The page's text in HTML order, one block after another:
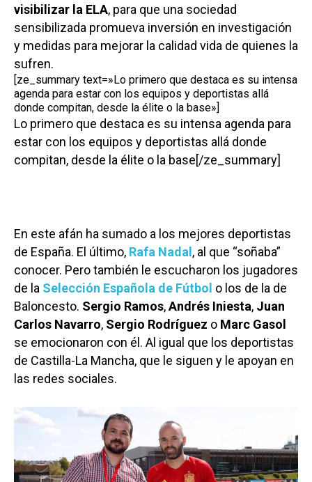
visibilizar la ELA, para que una sociedad
sensibilizada promueva inversión en investigación
y medidas para mejorar la calidad vida de quienes la
sufren.
[ze_summary text=»Lo primero que destaca es su intensa
agenda para estar con los equipos y deportistas allá
donde compitan, desde la élite o la base»]
Lo primero que destaca es su intensa agenda para
estar con los equipos y deportistas allá donde
compitan, desde la élite o la base[/ze_summary]
En este afán ha sumado a los mejores deportistas
de España. El último, Rafa Nadal, al que “soñaba”
conocer. Pero también le escucharon los jugadores
de la Selección Española de Fútbol o los de la de
Baloncesto. Sergio Ramos,Andrés Iniesta, Juan
Carlos Navarro, Sergio Rodríguez o Marc Gasol
se emocionaron con él. Al igual que los deportistas
de Castilla-La Mancha, que le siguen y le apoyan en
las redes sociales.